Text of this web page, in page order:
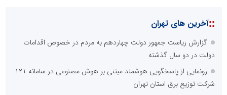
::آخرین های تهران
گزارش ریاست جمهور دولت چهاردهم به مردم در خصوص اقدامات
دولت در دو سال گذشته
رونمایی از پاسخگویی هوشمند مبتنی بر هوش مصنوعی در سامانه ۱۲۱
شرکت توزیع برق استان تهران